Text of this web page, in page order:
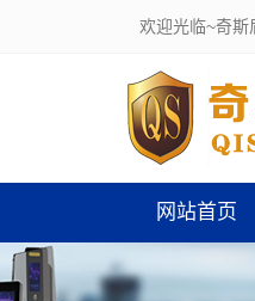
欢迎光临~奇斯
网站首页